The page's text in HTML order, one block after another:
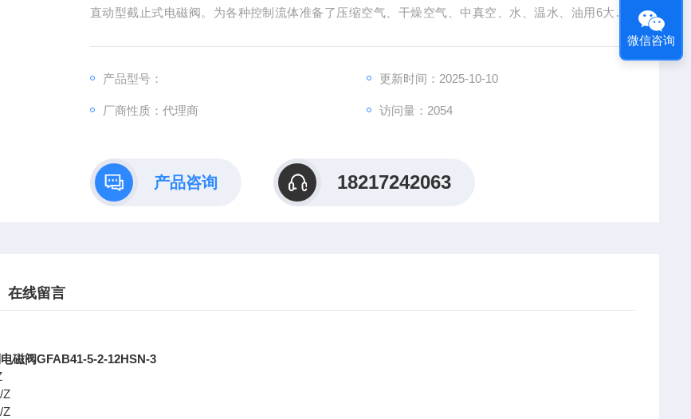
直动型截止式电磁阀。为各种控制流体准备了压缩空气、干燥空气、中真空、水、温水、油用6大系
产品型号： 更新时间：2025-10-10
厂商性质：代理商 访问量：2054
产品咨询 18217242063
在线留言
磁阀GFAB41-5-2-12HSN-3
Z
Z
微信咨询